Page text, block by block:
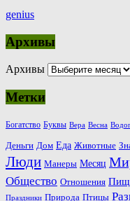
genius
Архивы
Архивы
Метки
Богатство Буквы Вера Весна
Деньги Дом Еда Животные
Люди Манеры Месяц
Общество Отношения
Праздники Природа Птицы